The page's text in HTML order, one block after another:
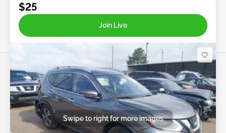
$25
Join Live
Swipe to right for more images